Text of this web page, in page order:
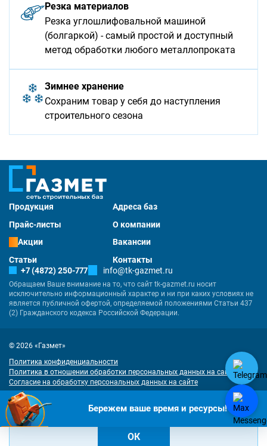
Резка материалов
Резка углошлифовальной машиной
(болгаркой) - самый простой и доступный
метод обработки любого металлопроката
Зимнее хранение
Сохраним товар у себя до наступления
строительного сезона
Продукция
Адреса баз
Прайс-листы
О компании
Акции
Вакансии
Статьи
Контакты
+7 (4872) 250-777
info@tk-gazmet.ru
Обращаем Ваше внимание на то, что сайт tk-gazmet.ru носит
исключительно информационный характер и ни при каких условиях не
является публичной офертой, определяемой положениями Статьи 437
(2) Гражданского кодекса Российской Федерации.
© 2026 «Газмет»
Политика конфиденциальности
Политика в отношении обработки персональных данных на сайте
Согласие на обработку персональных данных на сайте
Разработка продвижение сайта— «Имиджмарк»
"Наш сайт использует куки. Продолжая им пользоваться, вы соглашаетесь
на обработку персональных данных в соответствии сполитикой
конфиденциальности
ОК
Бережем ваше время и ресурсы!